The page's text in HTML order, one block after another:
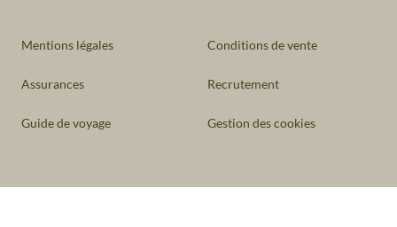
Mentions légales Conditions de vente
Assurances Recrutement
Guide de voyage Gestion des cookies